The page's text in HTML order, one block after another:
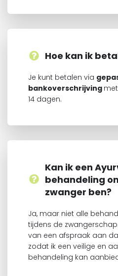
Hoe kan ik
Je kunt betalen via
bankoverschrijving
14 dagen.
Kan ik een
behandeling
zwanger ben?
Ja, maar niet alle
tijdens de
van een afspraak aan
zodat ik een veilige en
behandeling kan